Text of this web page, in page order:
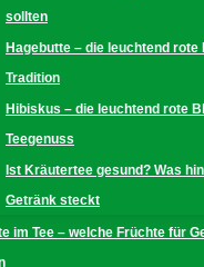
sollten
Hagebutte – die leuchtend
Tradition
Hibiskus – die leuchtend rote
Teegenuss
Ist Kräutertee gesund? Was
Getränk steckt
im Tee – welche Früchte für